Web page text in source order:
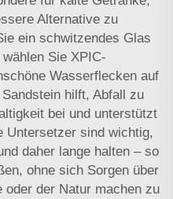
Alternative zu
ein schwitzendes Glas
Sie XPIC-
Wasserflecken auf
hilft, Abfall zu
bei und unterstützt
Untersetzer sind wichtig,
daher lange halten – so
ohne sich Sorgen über
oder der Natur machen zu